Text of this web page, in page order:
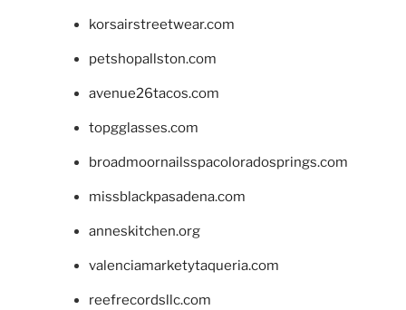
korsairstreetwear.com
petshopallston.com
avenue26tacos.com
topgglasses.com
broadmoornailsspacoloradosprings.com
missblackpasadena.com
anneskitchen.org
valenciamarketytaqueria.com
reefrecordsllc.com